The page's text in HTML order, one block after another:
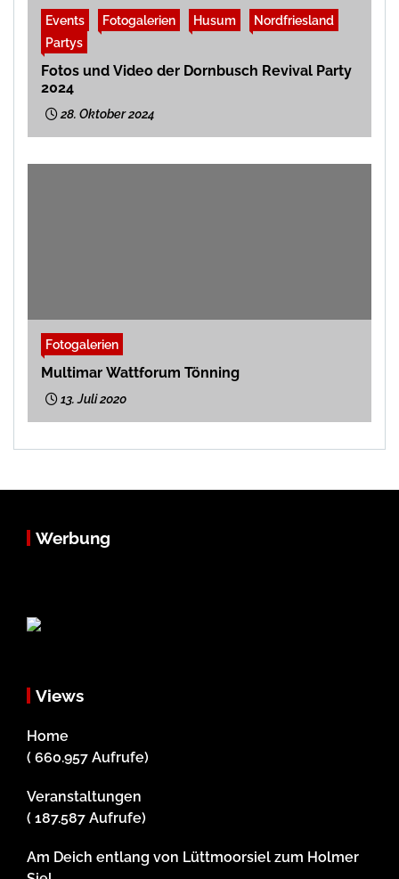
Events Fotogalerien Husum
Nordfriesland
Partys
Fotos und Video der Dornbusch Revival Party
2024
28. Oktober 2024
Fotogalerien
Multimar Wattforum Tönning
13. Juli 2020
Werbung
Views
Home
( 660.957 Aufrufe)
Veranstaltungen
( 187.587 Aufrufe)
Am Deich entlang von Lüttmoorsiel zum Holmer